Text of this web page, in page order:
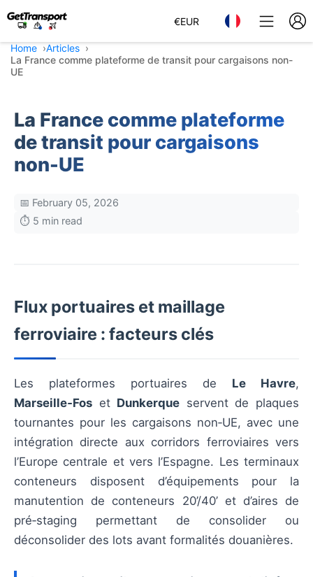
€EUR
Home
Articles
La France comme plateforme de transit pour cargaisons non-
UE
La France comme plateforme
de transit pour cargaisons
non-UE
📅 February 05, 2026
⏱️ 5 min read
Flux portuaires et maillage
ferroviaire : facteurs clés
Les plateformes portuaires de Le Havre,
Marseille‑Fos et Dunkerque servent de plaques
tournantes pour les cargaisons non‑UE, avec une
intégration directe aux corridors ferroviaires vers
l’Europe centrale et vers l’Espagne. Les terminaux
conteneurs disposent d’équipements pour la
manutention de conteneurs 20’/40’ et d’aires de
pré‑staging permettant de consolider ou
déconsolider des lots avant formalités douanières.